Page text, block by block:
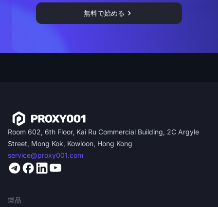
無料で始める
Room 602, 6th Floor, Kai Ru Commercial Building, 2C Argyle
Street, Mong Kok, Kowloon, Hong Kong
service@proxy001.com
製品